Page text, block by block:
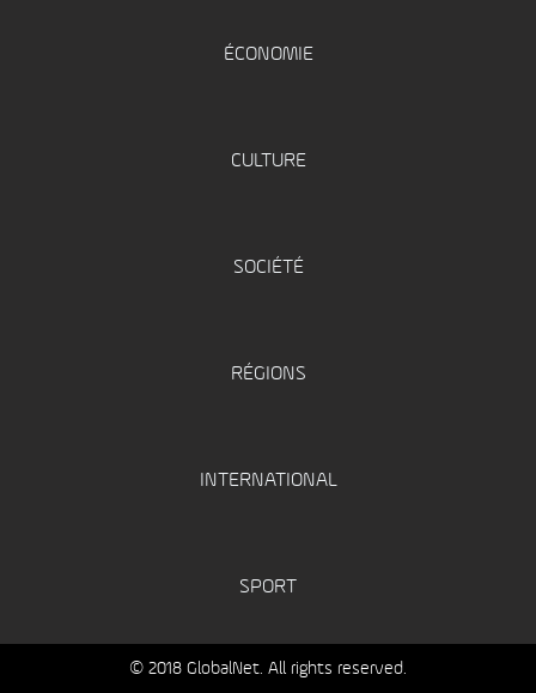
ÉCONOMIE
CULTURE
SOCIÉTÉ
RÉGIONS
INTERNATIONAL
SPORT
© 2018 GlobalNet. All rights reserved.